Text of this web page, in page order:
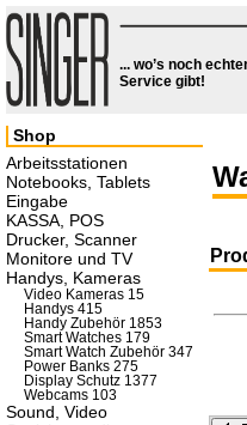
... wo’s noch
Service gibt!
Shop
Arbeitsstationen
Notebooks, Tablets
Eingabe
KASSA, POS
Drucker, Scanner
Monitore und TV
Handys, Kameras
Video Kameras 15
Handys 415
Handy Zubehör 1853
Smart Watches 179
Smart Watch Zubehör 347
Power Banks 275
Display Schutz 1377
Webcams 103
Sound, Video